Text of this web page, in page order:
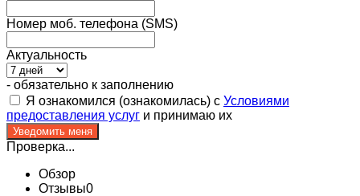
Номер моб. телефона (SMS)
Актуальность
- обязательно к заполнению
Я ознакомился (ознакомилась) с Условиями
предоставления услуг и принимаю их
Проверка...
Обзор
Отзывы0